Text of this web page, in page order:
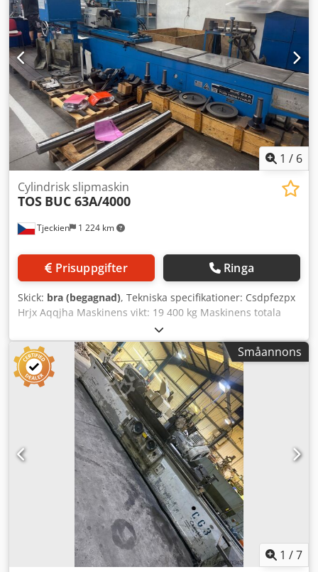
1 / 6
Tjeckien 1 224 km
Cylindrisk slipmaskin
TOS BUC 63A/4000
Prisuppgifter Ringa
Skick: bra (begagnad), Tekniska specifikationer: Csdpfezpx
Hrjx Aqqjha Maskinens vikt: 19 400 kg Maskinens totala
effekt: 18 kW Maximal slipdiameter: 630 mm Avstånd
mellan spetsarna: 4000 mm Maximal vikt på arbetsstycket:
2500 kg
Småannons
1 /7